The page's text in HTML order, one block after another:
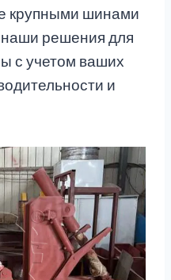
крупными шинами
решения для
с учетом ваших
и